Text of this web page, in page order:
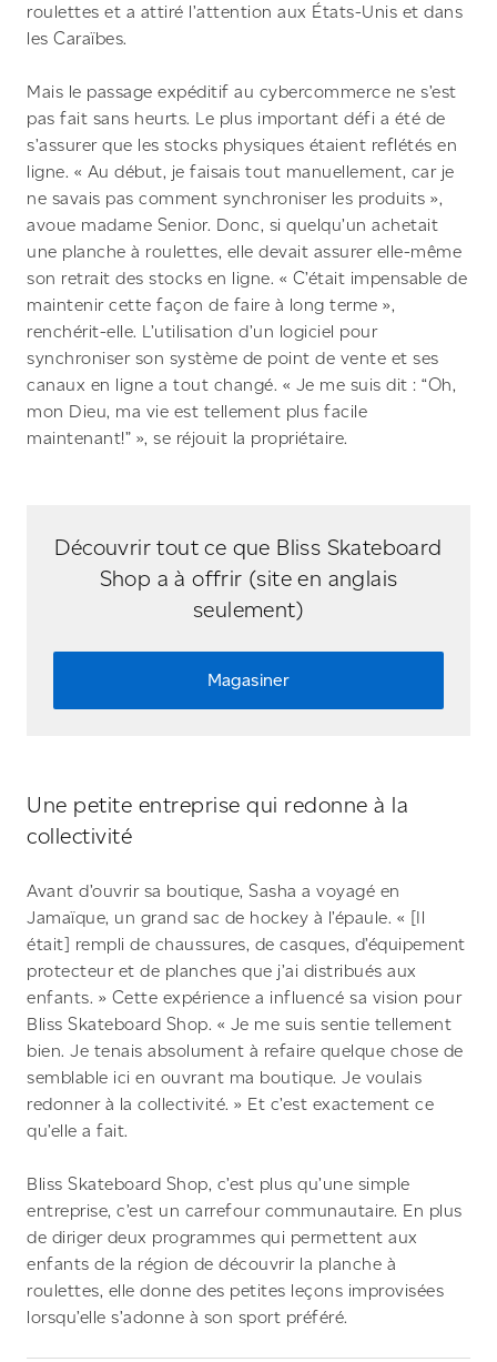
roulettes et a attiré l’attention aux États-Unis et dans
les Caraïbes.
Mais le passage expéditif au cybercommerce ne s’est
pas fait sans heurts. Le plus important défi a été de
s’assurer que les stocks physiques étaient reflétés en
ligne. « Au début, je faisais tout manuellement, car je
ne savais pas comment synchroniser les produits »,
avoue madame Senior. Donc, si quelqu’un achetait
une planche à roulettes, elle devait assurer elle-même
son retrait des stocks en ligne. « C’était impensable de
maintenir cette façon de faire à long terme »,
renchérit-elle. L’utilisation d’un logiciel pour
synchroniser son système de point de vente et ses
canaux en ligne a tout changé. « Je me suis dit : “Oh,
mon Dieu, ma vie est tellement plus facile
maintenant!” », se réjouit la propriétaire.
Découvrir tout ce que Bliss Skateboard
Shop a à offrir (site en anglais
seulement)
Magasiner
Une petite entreprise qui redonne à la
collectivité
Avant d’ouvrir sa boutique, Sasha a voyagé en
Jamaïque, un grand sac de hockey à l’épaule. « [Il
était] rempli de chaussures, de casques, d’équipement
protecteur et de planches que j’ai distribués aux
enfants. » Cette expérience a influencé sa vision pour
Bliss Skateboard Shop. « Je me suis sentie tellement
bien. Je tenais absolument à refaire quelque chose de
semblable ici en ouvrant ma boutique. Je voulais
redonner à la collectivité. » Et c’est exactement ce
qu’elle a fait.
Bliss Skateboard Shop, c’est plus qu’une simple
entreprise, c’est un carrefour communautaire. En plus
de diriger deux programmes qui permettent aux
enfants de la région de découvrir la planche à
roulettes, elle donne des petites leçons improvisées
lorsqu’elle s’adonne à son sport préféré.